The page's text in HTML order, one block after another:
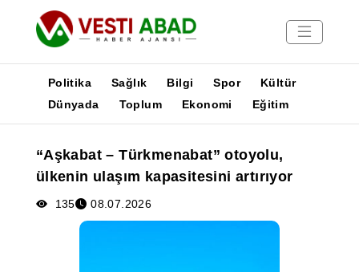
Yayınlar
Medya
Poster
Politika Sağlık Bilgi Spor
Kültür
Dünyada
Toplum Ekonomi Eğitim
“Aşkabat – Türkmenabat” otoyolu,
ülkenin ulaşım kapasitesini artırıyor
135 08.07.2026